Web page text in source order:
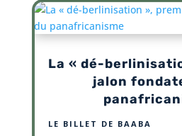
La « dé-
jalon
LE BILLET DE BAABA